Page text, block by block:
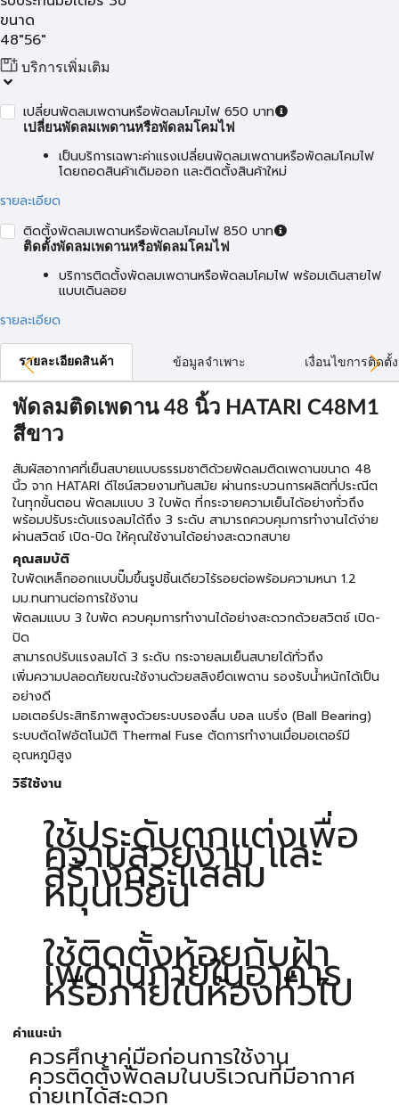
ขนาด
48"56"
บริการเพิ่มเติม
เปลี่ยนพัดลมเพดานหรือพัดลมโคมไฟ 650 บาท
เปลี่ยนพัดลมเพดานหรือพัดลมโคมไฟ
เป็นบริการเฉพาะค่าแรงเปลี่ยนพัดลมเพดานหรือพัดลมโคมไฟ
โดยถอดสินค้าเดิมออก และติดตั้งสินค้าใหม่
รายละเอียด
ติดตั้งพัดลมเพดานหรือพัดลมโคมไฟ 850 บาท
ติดตั้งพัดลมเพดานหรือพัดลมโคมไฟ
บริการติดตั้งพัดลมเพดานหรือพัดลมโคมไฟ พร้อมเดินสายไฟ
แบบเดินลอย
รายละเอียด
รายละเอียดสินค้า ข้อมูลจำเพาะ เงื่อนไขการติดตั้ง
พัดลมติดเพดาน 48 นิ้ว HATARI C48M1
สีขาว
สัมผัสอากาศที่เย็นสบายแบบธรรมชาติด้วยพัดลมติดเพดานขนาด 48
นิ้ว จาก HATARI ดีไซน์สวยงามทันสมัย ผ่านกระบวนการผลิตที่ประณีต
ในทุกขั้นตอน พัดลมแบบ 3 ใบพัด ที่กระจายความเย็นได้อย่างทั่วถึง
พร้อมปรับระดับแรงลมได้ถึง 3 ระดับ สามารถควบคุมการทำงานได้ง่าย
ผ่านสวิตช์ เปิด-ปิด ให้คุณใช้งานได้อย่างสะดวกสบาย
คุณสมบัติ
ใบพัดเหล็กออกแบบปั๊มขึ้นรูปชิ้นเดียวไร้รอยต่อพร้อมความหนา 1.2
มม.ทนทานต่อการใช้งาน
พัดลมแบบ 3 ใบพัด ควบคุมการทำงานได้อย่างสะดวกด้วยสวิตช์ เปิด-
ปิด
สามารถปรับแรงลมได้ 3 ระดับ กระจายลมเย็นสบายได้ทั่วถึง
เพิ่มความปลอดภัยขณะใช้งานด้วยสลิงยึดเพดาน รองรับน้ำหนักได้เป็น
อย่างดี
มอเตอร์ประสิทธิภาพสูงด้วยระบบรองลื่น บอล แบริ่ง (Ball Bearing)
ระบบตัดไฟอัตโนมัติ Thermal Fuse ตัดการทำงานเมื่อมอเตอร์มี
อุณหภูมิสูง
วิธีใช้งาน
ใช้ประดับตกแต่งเพื่อ
ความสวยงาม และ
สร้างกระแสลม
หมุนเวียน
ใช้ติดตั้งห้อยกับฝ้า
เพดานภายในอาคาร
หรือภายในห้องทั่วไป
คำแนะนำ
ควรศึกษาคู่มือก่อนการใช้งาน
ควรติดตั้งพัดลมในบริเวณที่มีอากาศ
ถ่ายเทได้สะดวก